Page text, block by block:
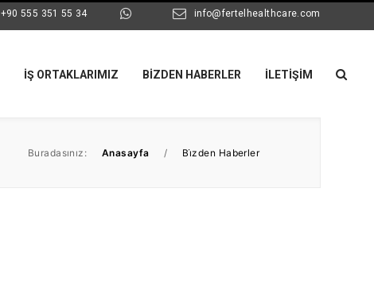
+90 555 351 55 34 info@fertelhealthcare.com
İŞ ORTAKLARIMIZ BIZDEN HABERLER İLETIŞIM
Buradasınız: Anasayfa / Bi̇zden Haberler